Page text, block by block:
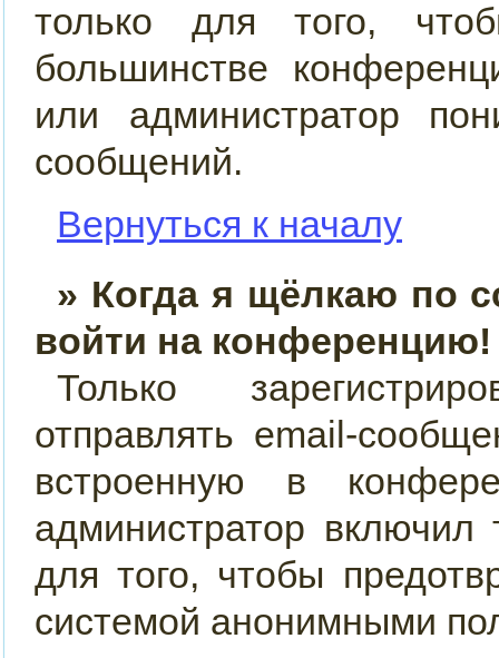
только для того,
большинстве
или администратор
сообщений.
Вернуться к началу
» Когда я щёлкаю по
войти на конференцию!
Только
отправлять email-
встроенную в
администратор
для того, чтобы
системой анонимными